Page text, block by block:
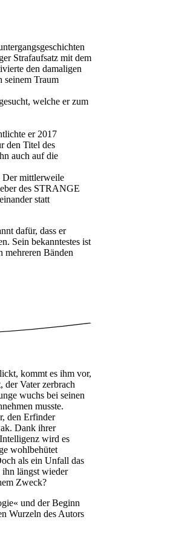
Strafaufsatz mit dem
den damaligen
seinem Traum
welche er zum
er 2017
den Titel des
auch auf die
Der mittlerweile
des STRANGE
statt
dafür, dass er
Sein bekanntestes ist
mehreren Bänden
kommt es ihm vor,
der Vater zerbrach
wuchs bei seinen
musste.
den Erfinder
Dank ihrer
wird es
wohlbehütet
als ein Unfall das
ihn längst wieder
Zweck?
und der Beginn
Wurzeln des Autors